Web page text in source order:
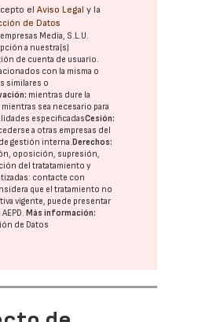
elAviso Legal y la
de Datos
Media, S.L.U.
a nuestra(s)
de cuenta de usuario.
con la misma o
similares o
mientras dure la
sea necesario para
especificadasCesión:
a otras empresas del
gestión interna. Derechos:
oposición, supresión,
del tratatamiento y
contacte con
que el tratamiento no
vigente, puede presentar
AEPD. Más información:
de Datos